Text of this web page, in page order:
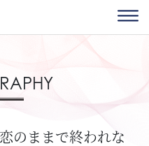
のままで終われな